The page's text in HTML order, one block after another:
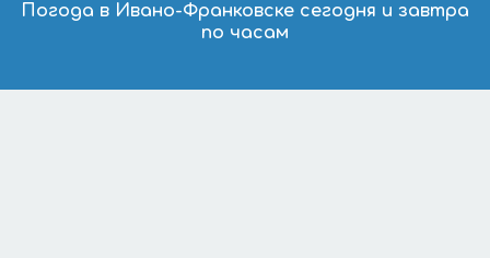
Погода в Ивано-Франковске сегодня и завтра
по часам